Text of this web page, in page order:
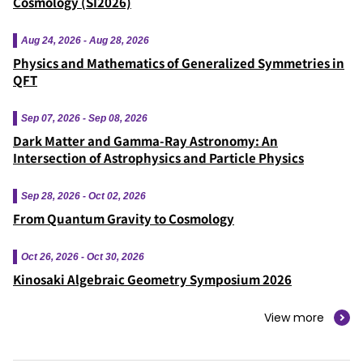
Aug 24, 2026 - Aug 28, 2026
Physics and Mathematics of Generalized Symmetries in
QFT
Sep 07, 2026 - Sep 08, 2026
Dark Matter and Gamma-Ray Astronomy: An
Intersection of Astrophysics and Particle Physics
Sep 28, 2026 - Oct 02, 2026
From Quantum Gravity to Cosmology
Oct 26, 2026 - Oct 30, 2026
Kinosaki Algebraic Geometry Symposium 2026
View more